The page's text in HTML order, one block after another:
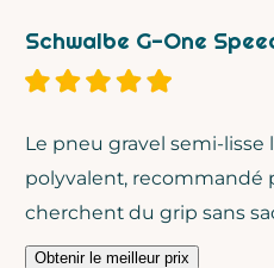
Schwalbe G-One
Le pneu gravel semi-
polyvalent, recommandé
cherchent du grip sans
Obtenir le meilleur prix